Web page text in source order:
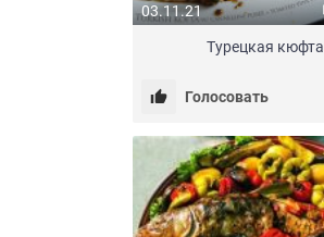
03.11.21
Турецкая кюфта
Голосовать